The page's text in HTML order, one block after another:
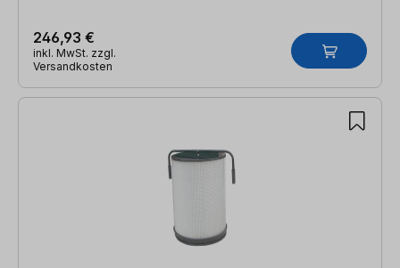
246,93 €
inkl. MwSt. zzgl.
Versandkosten